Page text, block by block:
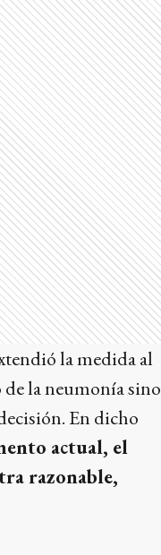
la medida al
de la neumonía sino
En dicho
actual, el
razonable,